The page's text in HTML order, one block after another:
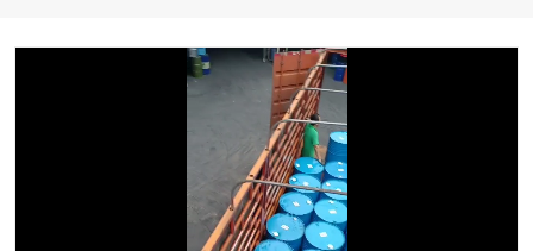
26+32号化妆级白油 46+68号化妆级白油